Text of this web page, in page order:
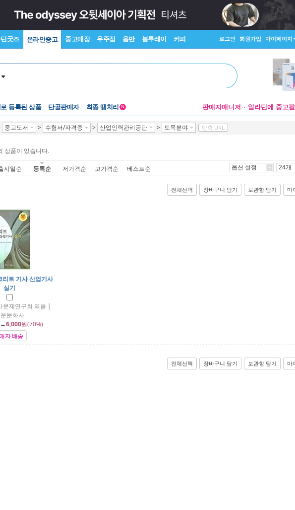
굿즈 온라인중고 중고매장 우주점 음반 블루레이 커피 로그인 회원가입 마이페이지
등록된 상품 단골판매자 최종 땡처리 N 판매자매니저 알라딘에 중고팔
중고도서 > 수험서/자격증 > 산업인력관리공단 > 토목분야 단축 URL
상품이 있습니다.
시일순 등록순 저가격순 고가격순 베스트순 옵션 설정 24개
전체선택 장바구니 담기 보관함 담기 마
리트 기사 산업기사
실기
문제연구회 엮음 |
문화사
6,000원(70%)
자 배송
전체선택 장바구니 담기 보관함 담기 마